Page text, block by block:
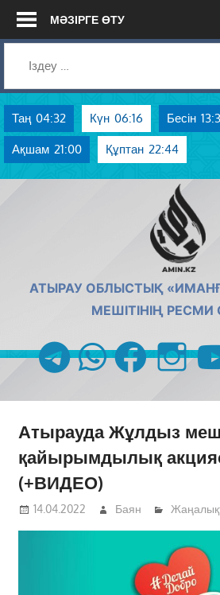
Skip
МӘЗІРГЕ ӨТУ
Таң 04:32 Күн 06:16 Бесін
Ақшам 21:00 Құптан 22:44
АТЫРАУ ОБЛЫСТЫҚ
МЕШІТІНІҢ
telegramwhatsappfacebook
Атырауда Жұлдыз
қайырымдылық
(+ВИДЕО)
14.04.2022 Баян